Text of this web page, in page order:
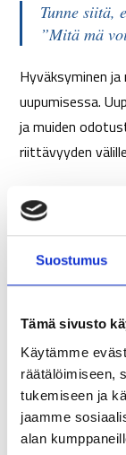
Suostumus
Tämä sivusto
Käytämme
räätälöimiseen,
tukemiseen ja
jaamme
alan
Tunne siitä,
”Mitä mä
Hyväksyminen
uupumisessa.
ja muiden
riittävyyden
Kuten uusien
tunnistamisessa
myötätunto
käyttämäämme
tuomitsemaan
vastaan.
Hyväksyminen
Sykes, PhD,